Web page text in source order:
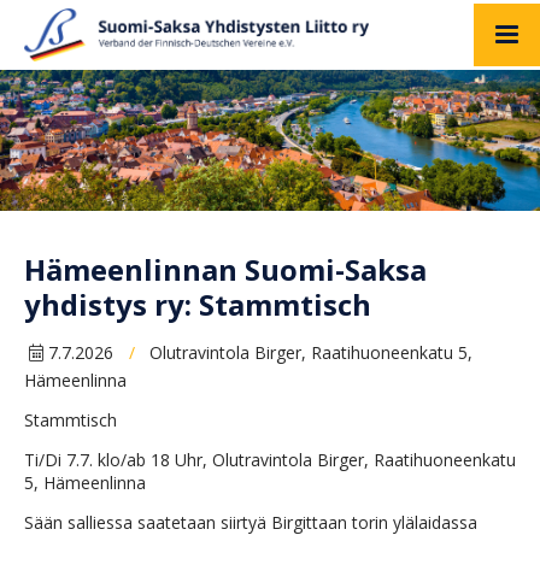
Hämeenlinnan Suomi-Saksa
yhdistys ry: Stammtisch
7.7.2026 /
Olutravintola Birger, Raatihuoneenkatu 5,
Hämeenlinna
Stammtisch
Ti/Di 7.7. klo/ab 18 Uhr, Olutravintola Birger, Raatihuoneenkatu
5, Hämeenlinna
Sään salliessa saatetaan siirtyä Birgittaan torin ylälaidassa